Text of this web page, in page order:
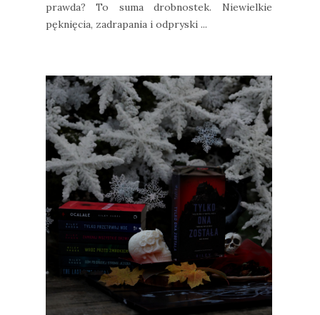
prawda? To suma drobnostek. Niewielkie
pęknięcia, zadrapania i odpryski ...